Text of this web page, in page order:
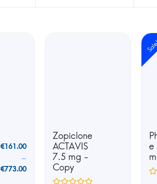
€161.00
–
€773.00
Zopiclone
ACTAVIS
7.5 mg -
Copy
e